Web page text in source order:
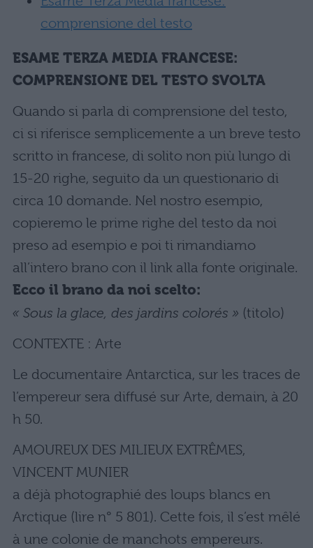
comprensione del testo
ESAME TERZA MEDIA FRANCESE:
COMPRENSIONE DEL TESTO SVOLTA
Quando si parla di comprensione del testo,
ci si riferisce semplicemente a un breve testo
scritto in francese, di solito non più lungo di
15-20 righe, seguito da un questionario di
circa 10 domande. Nel nostro esempio,
copieremo le prime righe del testo da noi
preso ad esempio e poi ti rimandiamo
all’intero brano con il link alla fonte originale.
Ecco il brano da noi scelto:
« Sous la glace, des jardins colorés » (titolo)
CONTEXTE : Arte
Le documentaire Antarctica, sur les traces de
l’empereur sera diffusé sur Arte, demain, à 20
h 50.
AMOUREUX DES MILIEUX EXTRÊMES,
VINCENT MUNIER
a déjà photographié des loups blancs en
Arctique (lire n° 5 801). Cette fois, il s’est mêlé
à une colonie de manchots empereurs.